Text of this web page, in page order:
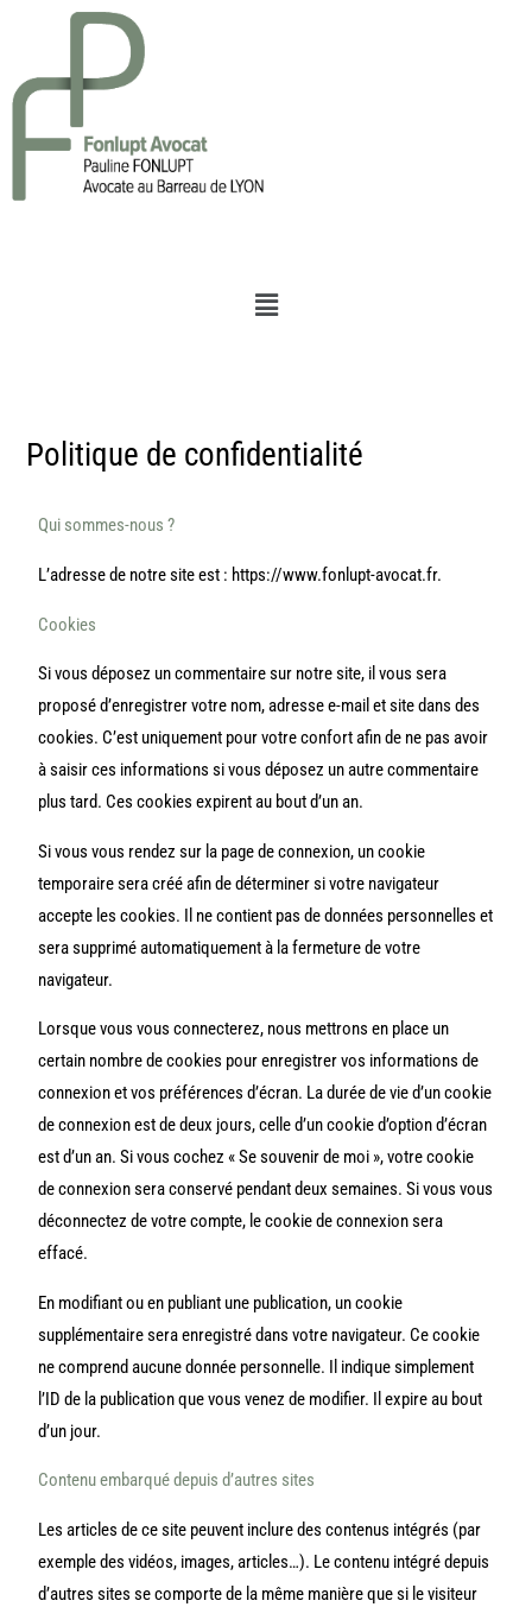
contenu
Menu
Politique de confidentialité
Qui sommes-nous ?
L’adresse de notre site est : https://www.fonlupt-avocat.fr.
Cookies
Si vous déposez un commentaire sur notre site, il vous sera
proposé d’enregistrer votre nom, adresse e-mail et site dans des
cookies. C’est uniquement pour votre confort afin de ne pas avoir
à saisir ces informations si vous déposez un autre commentaire
plus tard. Ces cookies expirent au bout d’un an.
Si vous vous rendez sur la page de connexion, un cookie
temporaire sera créé afin de déterminer si votre navigateur
accepte les cookies. Il ne contient pas de données personnelles et
sera supprimé automatiquement à la fermeture de votre
navigateur.
Lorsque vous vous connecterez, nous mettrons en place un
certain nombre de cookies pour enregistrer vos informations de
connexion et vos préférences d’écran. La durée de vie d’un cookie
de connexion est de deux jours, celle d’un cookie d’option d’écran
est d’un an. Si vous cochez « Se souvenir de moi », votre cookie
de connexion sera conservé pendant deux semaines. Si vous vous
déconnectez de votre compte, le cookie de connexion sera
effacé.
En modifiant ou en publiant une publication, un cookie
supplémentaire sera enregistré dans votre navigateur. Ce cookie
ne comprend aucune donnée personnelle. Il indique simplement
l’ID de la publication que vous venez de modifier. Il expire au bout
d’un jour.
Contenu embarqué depuis d’autres sites
Les articles de ce site peuvent inclure des contenus intégrés (par
exemple des vidéos, images, articles…). Le contenu intégré depuis
d’autres sites se comporte de la même manière que si le visiteur